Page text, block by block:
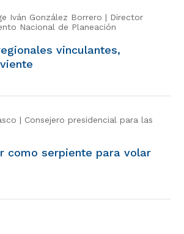
Iván González Borrero | Director
Nacional de Planeación
vinculantes,
| Consejero presidencial para las
como serpiente para volar